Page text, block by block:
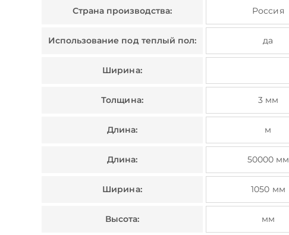
Страна производства: Россия
Использование под теплый пол: да
Ширина:
Толщина: 3 мм
Длина: м
Длина: 50000 мм
Ширина: 1050 мм
Высота: мм